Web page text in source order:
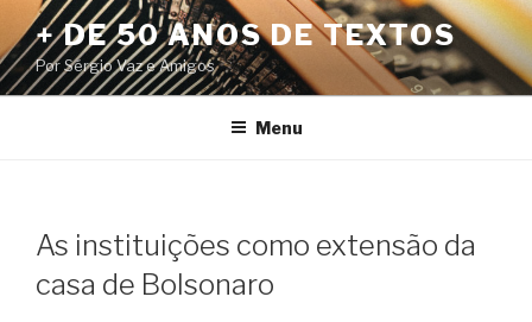
Pular
para
o
conteúdo
+ DE 50 ANOS DE TEXTOS
Por Sérgio Vaz e Amigos
Menu
As instituições como extensão da
casa de Bolsonaro